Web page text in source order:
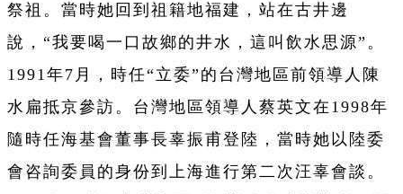
祭祖。當時她回到祖籍地福建，站在古井邊
說，“我要喝一口故鄉的井水，這叫飲水思源”。
1991年7月，時任“立委”的台灣地區前領導人陳
水扁抵京參訪。台灣地區領導人蔡英文在1998年
隨時任海基會董事長辜振甫登陸，當時她以陸委
會咨詢委員的身份到上海進行第二次汪辜會談。